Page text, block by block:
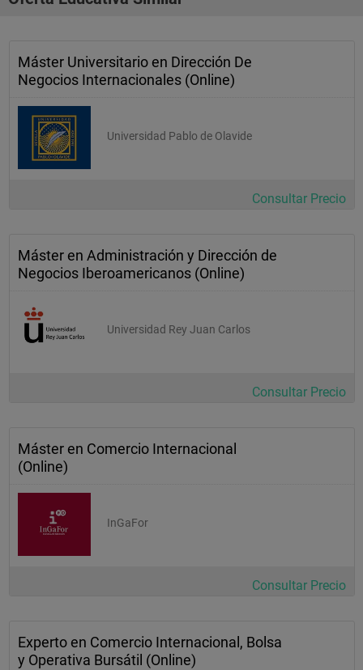
Máster Universitario en Dirección De
Negocios Internacionales (Online)
Universidad Pablo de Olavide
Consultar Precio
Máster en Administración y Dirección de
Negocios Iberoamericanos (Online)
Universidad Rey Juan Carlos
Consultar Precio
Máster en Comercio Internacional
(Online)
InGaFor
Consultar Precio
Experto en Comercio Internacional, Bolsa
y Operativa Bursátil (Online)